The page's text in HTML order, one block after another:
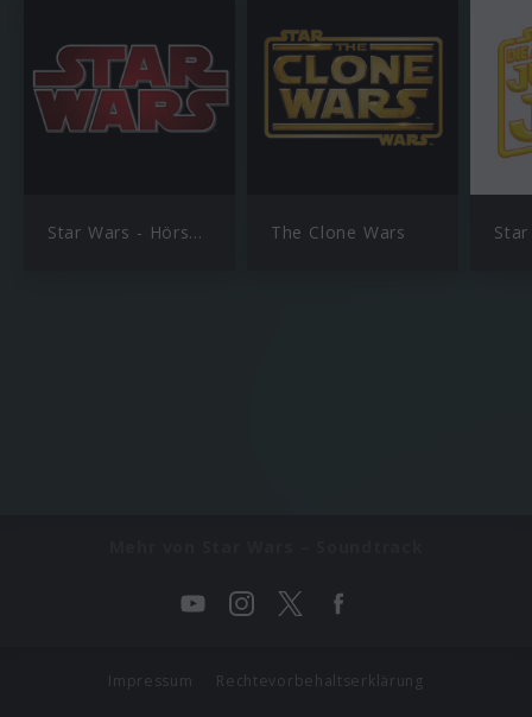
Star Wars - Hörspiele The Clone Wars
Impressum Rechtevorbehaltserklärung